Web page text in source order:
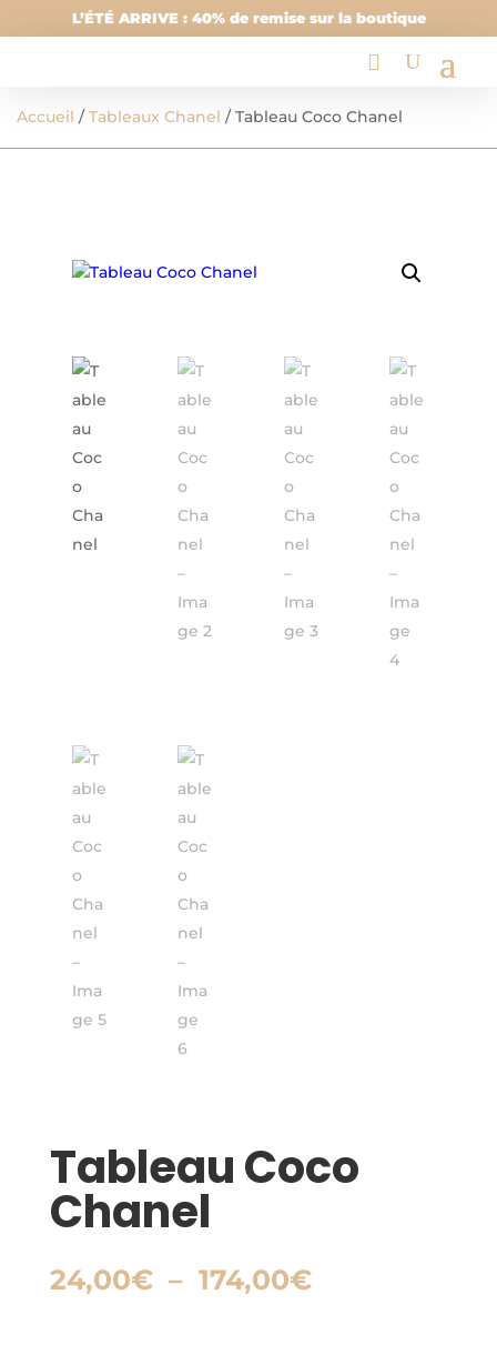
L’ÉTÉ ARRIVE : 40% de remise sur la boutique
Accueil /Tableaux Chanel / Tableau Coco Chanel
Tableau Coco
Chanel
24,00€ – 174,00€Plage